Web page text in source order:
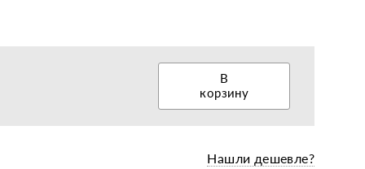
МБ-1012Е-5, МБ-1012Е-3, МБ-1010Е-5,
8; Минск MK195NDL, МК8, МК10;
101Е, ТТ-81Е, ТТ-121Е; СТАВРОПОЛЕЦ
8; FОRТЕ (Форте) МД-121Е, МД-101Е,
МТ-80Е; СRОSSЕR (Гроссер) СR-М 12Е,
В
корзину
Нашли дешевле?